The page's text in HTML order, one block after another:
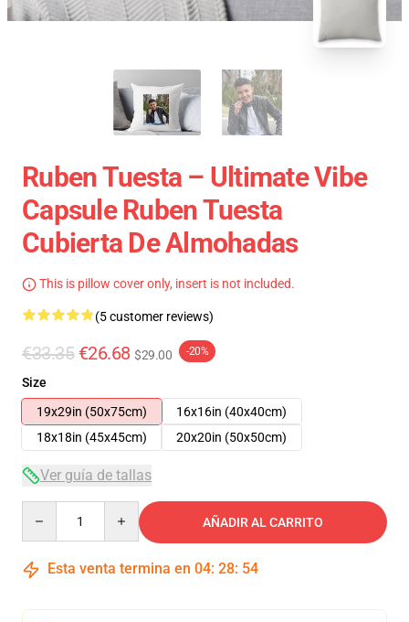
Ruben Tuesta – Ultimate Vibe
Capsule Ruben Tuesta
Cubierta De Almohadas
This is pillow cover only, insert is not included.
(5 customer reviews)
€33.35 €26.68 $29.00 -20%
Size
19x29in (50x75cm)
16x16in (40x40cm)
18x18in (45x45cm)
20x20in (50x50cm)
Ver guía de tallas
AÑADIR AL CARRITO
Esta venta termina en 04: 28: 54